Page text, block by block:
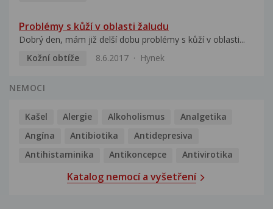
Problémy s kůží v oblasti žaludu
Dobrý den, mám již delší dobu problémy s kůží v oblasti...
Kožní obtíže
8.6.2017 Hynek
NEMOCI
Kašel Alergie Alkoholismus
Analgetika
Angína
Antibiotika
Antidepresiva
Antihistaminika
Antikoncepce Antivirotika
Katalog nemocí a vyšetření